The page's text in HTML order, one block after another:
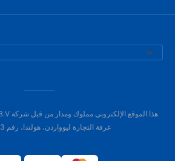
غرفة التجارة ليوواردن، هولندا، رقم 01104443